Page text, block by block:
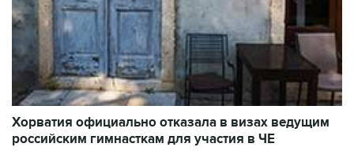
Хорватия официально отказала в визах ведущим
российским гимнасткам для участия в ЧЕ